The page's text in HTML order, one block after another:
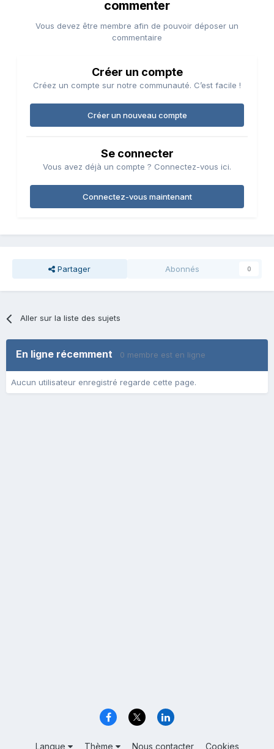
commenter
Vous devez être membre afin de pouvoir déposer un
commentaire
Créer un compte
Créez un compte sur notre communauté. C’est facile !
Créer un nouveau compte
Se connecter
Vous avez déjà un compte ? Connectez-vous ici.
Connectez-vous maintenant
Partager Abonnés 0
Aller sur la liste des sujets
En ligne récemment 0 membre est en ligne
Aucun utilisateur enregistré regarde cette page.
Langue Thème Nous contacter Cookies